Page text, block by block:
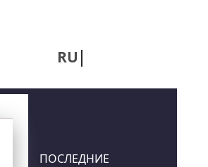
RU
ПОСЛЕДНИЕ